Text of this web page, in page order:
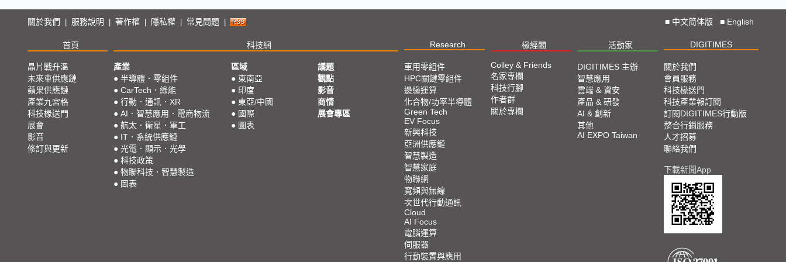
關於我們 服務說明 著作權 隱私權 常見問題 ■ 中文简体版 ■ English
首頁 科技網 Research 椽經閣 活動家 DIGITIMES
晶片戰升溫
未來車供應鏈
蘋果供應鏈
產業九宮格
科技椽送門
展會
影音
修訂與更新
產業
● 半導體．零組件
● CarTech．綠能
● 行動．通訊．XR
● AI．智慧應用．電商物流
● 航太．衛星．軍工
● IT．系統供應鏈
● 光電．顯示．光學
● 科技政策
● 物聯科技．智慧製造
● 圖表
區域
● 東南亞
● 印度
● 東亞/中國
● 國際
● 圖表
議題
觀點
影音
商情
展會專區
車用零組件
HPC關鍵零組件
邊緣運算
化合物/功率半導體
Green Tech
EV Focus
新興科技
亞洲供應鏈
智慧製造
智慧家庭
物聯網
寬頻與無線
次世代行動通訊
Cloud
AI Focus
電腦運算
伺服器
行動裝置與應用
Colley & Friends
名家專欄
科技行腳
作者群
關於專欄
DIGITIMES 主辦
智慧應用
雲端 & 資安
產品 & 研發
AI & 創新
其他
AI EXPO Taiwan
關於我們
會員服務
科技椽送門
科技產業報訂閱
訂閱DIGITIMES行動版
整合行銷服務
人才招募
聯絡我們
下載新聞App